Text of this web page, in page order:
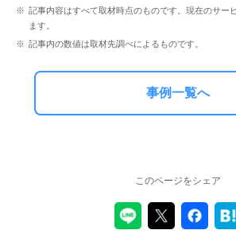
記事内容はすべて取材時点のものです。現在のサー
ます。
記事内の数値は取材先調べによるものです。
事例一覧へ
このページをシェア